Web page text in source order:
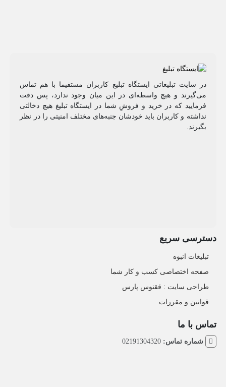
در سایت تبلیغاتی ایستگاه تبلیغ کاربران مستقیما با هم تماس
می‌گیرند و هیچ واسطه‌ای در این میان وجود ندارد، پس دقت
فرمایید که در خرید و فروشِ شما در ایستگاه تبلیغ هیچ دخالتی
نداشته و کاربران باید خودشان جنبه‌های مختلف امنیتی را در نظر
بگیرند.
دسترسی سریع
تبلیغات انبوه
صفحه اختصاصی کسب و کار شما
طراحی سایت :‌ ققنوس پارس
قوانین و مقررات
تماس با ما
شماره تماس:02191304320